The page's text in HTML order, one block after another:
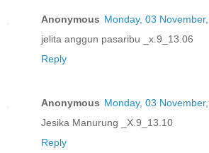
Anonymous Monday, 03
jelita anggun pasaribu _x.9_13.06
Reply
Anonymous Monday, 03
Jesika Manurung _X.9_13.10
Reply